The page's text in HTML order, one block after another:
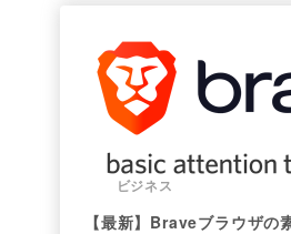
ビジネス
【最新】Braveブラウザの